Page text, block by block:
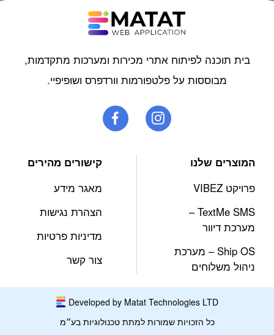
בית תוכנה לפיתוח אתרי מכירות ומערכות מתקדמות,
מבוססות על פלטפורמות וורדפרס ושופיפיי.
המוצרים שלנו
פרויקט VIBEZ
TextMe SMS –
מערכת דיוור
Ship OS – מערכת
ניהול משלוחים
קישורים מהירים
מאגר מידע
הצהרת נגישות
מדיניות פרטיות
צור קשר
כל הזכויות שמורות למתת טכנולוגיות בע״מ
Developed by Matat Technologies LTD